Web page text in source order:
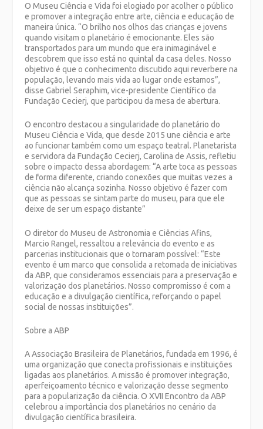
O Museu Ciência e Vida foi elogiado por acolher o público
e promover a integração entre arte, ciência e educação de
maneira única. “O brilho nos olhos das crianças e jovens
quando visitam o planetário é emocionante. Eles são
transportados para um mundo que era inimaginável e
descobrem que isso está no quintal da casa deles. Nosso
objetivo é que o conhecimento discutido aqui reverbere na
população, levando mais vida ao lugar onde estamos”,
disse Gabriel Seraphim, vice-presidente Científico da
Fundação Cecierj, que participou da mesa de abertura.
O encontro destacou a singularidade do planetário do
Museu Ciência e Vida, que desde 2015 une ciência e arte
ao funcionar também como um espaço teatral. Planetarista
e servidora da Fundação Cecierj, Carolina de Assis, refletiu
sobre o impacto dessa abordagem: “A arte toca as pessoas
de forma diferente, criando conexões que muitas vezes a
ciência não alcança sozinha. Nosso objetivo é fazer com
que as pessoas se sintam parte do museu, para que ele
deixe de ser um espaço distante”
O diretor do Museu de Astronomia e Ciências Afins,
Marcio Rangel, ressaltou a relevância do evento e as
parcerias institucionais que o tornaram possível: “Este
evento é um marco que consolida a retomada de iniciativas
da ABP, que consideramos essenciais para a preservação e
valorização dos planetários. Nosso compromisso é com a
educação e a divulgação científica, reforçando o papel
social de nossas instituições”.
Sobre a ABP
AAssociação Brasileira de Planetários, fundada em 1996, é
uma organização que conecta profissionais e instituições
ligadas aos planetários. A missão é promover integração,
aperfeiçoamento técnico e valorização desse segmento
para a popularização da ciência. O XVII Encontro da ABP
celebrou a importância dos planetários no cenário da
divulgação científica brasileira.